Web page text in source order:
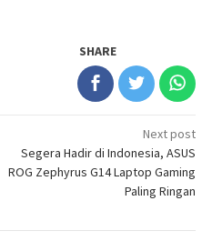
SHARE
Next post
Segera Hadir di Indonesia, ASUS
ROG Zephyrus G14 Laptop Gaming
Paling Ringan